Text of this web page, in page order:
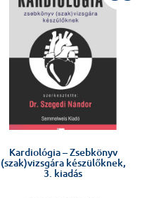
Kardiológia – Zsebkönyv
(szak)vizsgára készülőknek,
3. kiadás